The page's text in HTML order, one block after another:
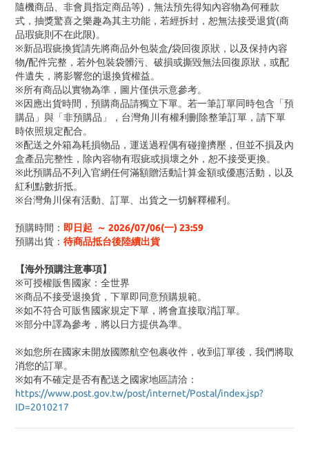
隨機商品、非會員指定商品等)，無法預先得知內容物為何種款
式，抽獎驚喜之樂趣為其主功能，若經拆封，恕無法接受退貨(商
品瑕疵則不在此限)。
※新品瑕疵換貨請先將商品外包裝盒/袋回復原狀，以及保持內容
物/配件完整，若外包裝袋髒污、破損或撕毀無法回復原狀，或配
件遺失，將影響您的退換貨權益。
※所有商品以實物為準，圖片僅供示意參考。
※因應出貨時間，預購商品請獨立下單。若一筆訂單同時包含「預
購品」與「非預購品」，台灣角川有權利刪除整筆訂單，請下單
時依照規定配合。
※配送之外箱為耗損物品，運送過程偶有碰撞擠壓，但並不損及內
盒產品完整性，除內容物有瑕疵或損壞之外，恕不接受更換。
※此預購品不列入官網任何滿額贈活動計算金額或優惠活動，以及
紅利點數折抵。
※台灣角川保有活動、訂單、出貨之一切解釋權利。
預購時間： 即日起 ～ 2026/07/06(一) 23:59
預購出貨： 待商品抵台後陸續出貨
【海外預購注意事項】
※可授權販售國家：全世界
※商品不接受退換貨，下單即同意預購規範。
※如不符合可販售國家規定下單，將會直接取消訂單。
※部分中譯為參考，將以日方提供為準。
※如您所在國家未開放國際航空包裹收件，收到訂單後，我們將取
消您的訂單。
※如有不確定是否有配送之國家地區請洽：
https://www.post.gov.tw/post/internet/Postal/index.jsp?
ID=2010217